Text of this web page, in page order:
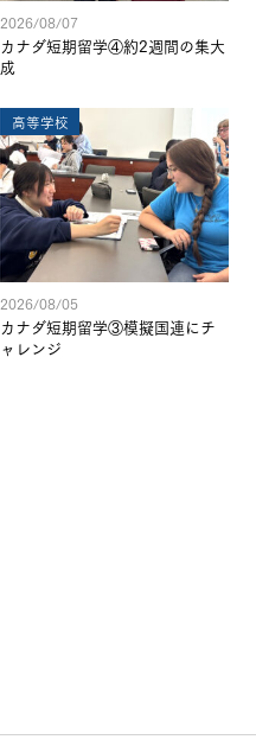
2026/08/07
カナダ短期留学④約2週間の集大
成
高等学校
2026/08/05
カナダ短期留学③模擬国連にチ
ャレンジ